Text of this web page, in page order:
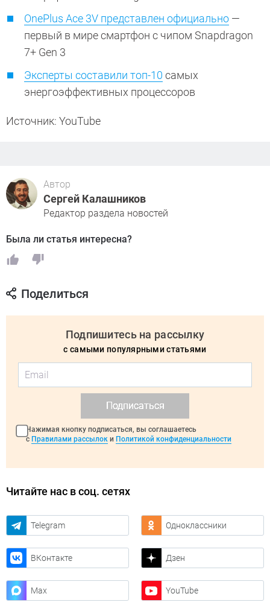
OnePlus Ace 3V представлен официально —
первый в мире смартфон с чипом Snapdragon
7+ Gen 3
Эксперты составили топ-10 самых
энергоэффективных процессоров
Источник: YouTube
Автор
Сергей Калашников
Редактор раздела новостей
Была ли статья интересна?
Поделиться
Подпишитесь на рассылку
с самыми популярными статьями
Подписаться
Нажимая кнопку подписаться, вы соглашаетесь
с Правилами рассылок и Политикой конфиденциальности
Читайте нас в соц. сетях
Telegram Одноклассники
ВКонтакте Дзен
Max YouTube